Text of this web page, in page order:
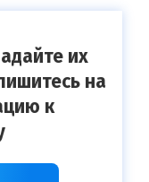
их
на
к